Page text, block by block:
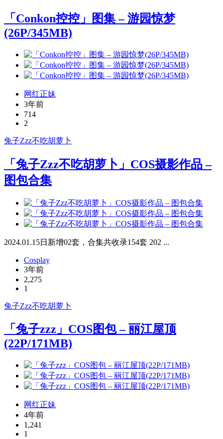
「Conkon控控」图集 – 游园惊梦
(26P/345MB)
网红正妹
3年前
714
2
兔子Zzz不吃胡萝卜
「兔子Zzz不吃胡萝卜」COS摄影作品 –
图包合集
2024.01.15日新增02套，合集共收录154套 202 ...
Cosplay
3年前
2,275
1
兔子Zzz不吃胡萝卜
「兔子zzz」COS图包 – 丽江屋顶
(22P/171MB)
网红正妹
4年前
1,241
1